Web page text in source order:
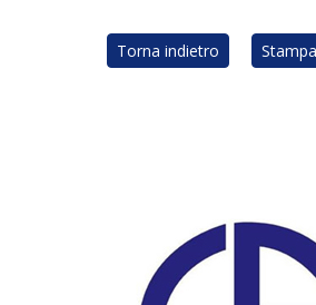
Torna indietro